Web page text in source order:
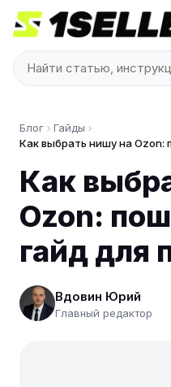
Блог
Гайды
Как выбрать нишу на Ozon:
Как
Ozon:
гайд для
Вдовин Юрий
Главный редактор